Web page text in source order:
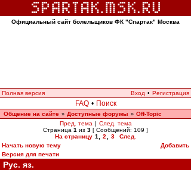
Официальный сайт болельщиков ФК "Спартак" Москва
Полная версия Вход • Регистрация
FAQ • Поиск
Общение на сайте » Доступные форумы » Off-Topic
Пред. тема | След. тема
Страница 1 из 3 [ Сообщений: 109 ]
На страницу 1 2 3
След.
Начать новую тему
Добавить
Версия для печати
Рус. яз.